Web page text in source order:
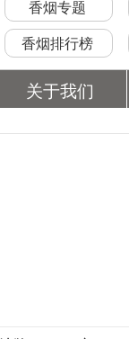
香烟专题
香烟排行榜
关于我们